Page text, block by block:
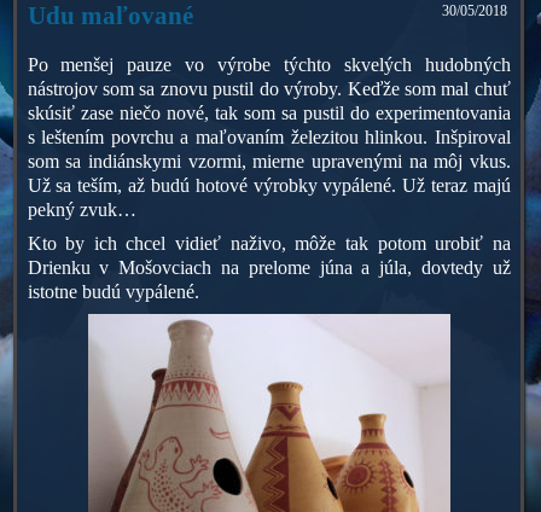
30/05/2018
Udu maľované
Po menšej pauze vo výrobe týchto skvelých hudobných
nástrojov som sa znovu pustil do výroby. Keďže som mal chuť
skúsiť zase niečo nové, tak som sa pustil do experimentovania
s leštením povrchu a maľovaním železitou hlinkou. Inšpiroval
som sa indiánskymi vzormi, mierne upravenými na môj vkus.
Už sa teším, až budú hotové výrobky vypálené. Už teraz majú
pekný zvuk…
Kto by ich chcel vidieť naživo, môže tak potom urobiť na
Drienku v Mošovciach na prelome júna a júla, dovtedy už
istotne budú vypálené.